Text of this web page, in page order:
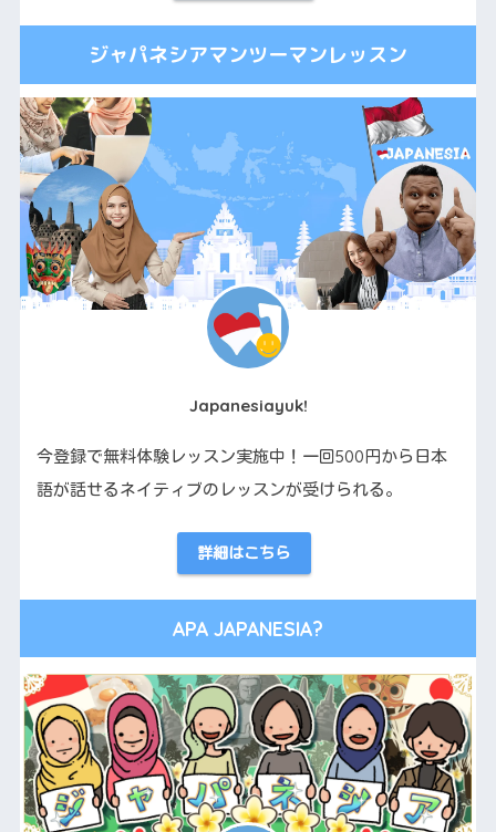
ジャパネシアマンツーマンレッスン
Japanesiayuk!
今登録で無料体験レッスン実施中！一回500円から日本
語が話せるネイティブのレッスンが受けられる。
詳細はこちら
APA JAPANESIA?